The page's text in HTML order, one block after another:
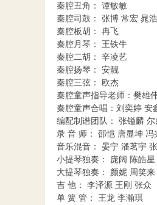
秦腔丑角： 谭敏敏
秦腔司鼓： 张博 常宏 晁浩
秦腔板胡： 冉飞
秦腔月琴： 王铁牛
秦腔二胡： 辛凌艺
秦腔扬琴： 安靓
秦腔三弦： 欧杰
秦腔童声指导老师：樊雄
秦腔童声合唱：刘奕婷 安
编配制谱团队： 张镒麟
录 音 师： 邵恺 唐显坤 冯
音乐混音： 晏宁 潘茗宇
小提琴独奏： 庞阔 陈皓星
大提琴独奏： 颜妮 周笑来
吉 他： 李泽源 王刚 张众
单 簧 管： 王龙 李瀚琪